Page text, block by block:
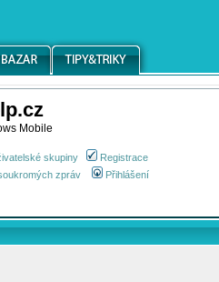
Mobile
skupiny
Registrace
zpráv Přihlášení